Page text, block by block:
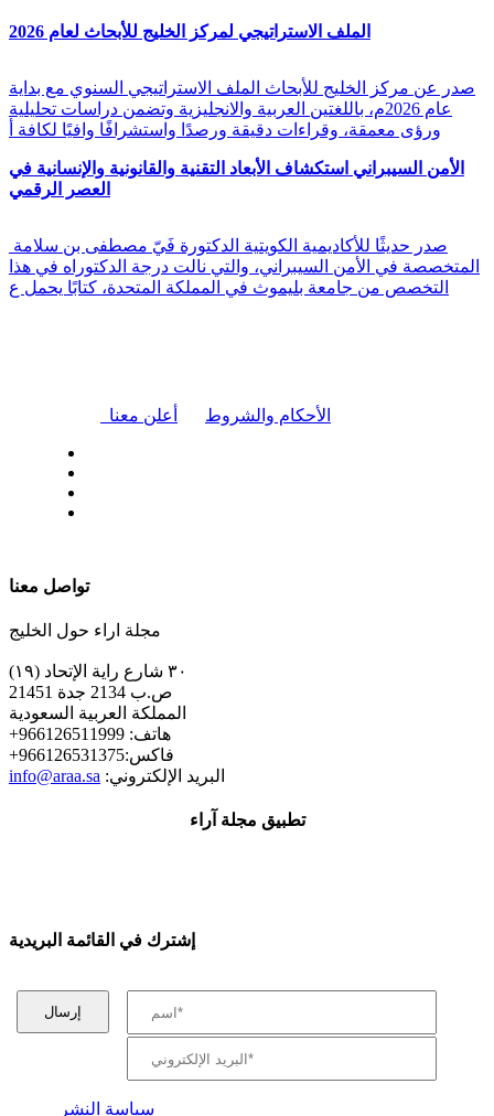
الملف الاستراتيجي لمركز الخليج للأبحاث لعام 2026
صدر عن مركز الخليج للأبحاث الملف الاستراتيجي السنوي مع بداية
عام 2026م، باللغتين العربية والانجليزية وتضمن دراسات تحليلية
ورؤى معمقة، وقراءات دقيقة ورصدًا واستشرافًا وافيًا لكافة أ
الأمن السيبراني استكشاف الأبعاد التقنية والقانونية والإنسانية في
العصر الرقمي
المتخصصة في الأمن السيبراني، والتي نالت درجة الدكتوراه في هذا
التخصص من جامعة بليموث في المملكة المتحدة، كتابًا يحمل ع
أعلن معنا الأحكام والشروط
تواصل معنا
مجلة اراء حول الخليج
٣٠ شارع راية الإتحاد (١٩)
ص.ب 2134 جدة 21451
المملكة العربية السعودية
+هاتف: 966126511999
+فاكس:966126531375
info@araa.sa :البريد الإلكتروني
تطبيق مجلة آراء
إشترك في القائمة البريدية
سياسة النشر